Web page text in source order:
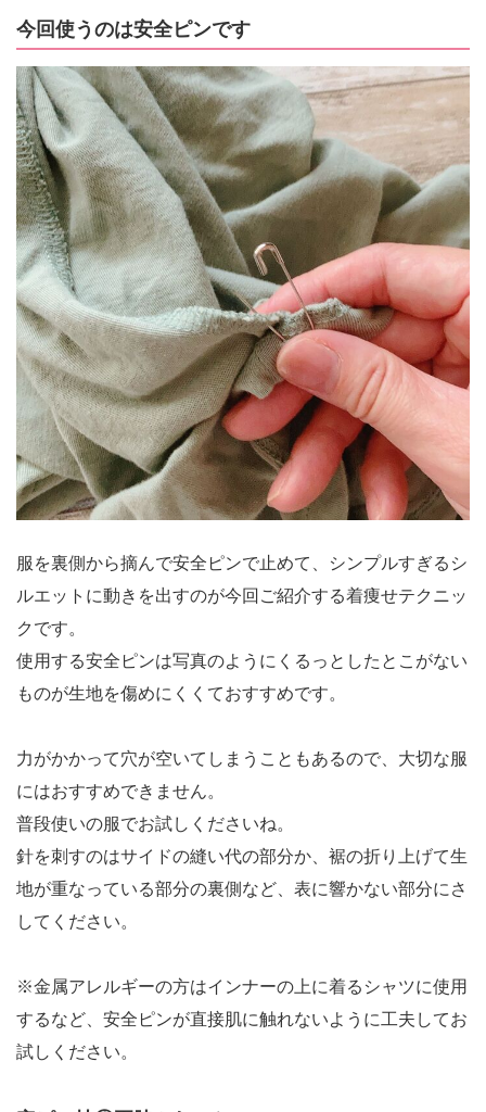
今回使うのは安全ピンです
服を裏側から摘んで安全ピンで止めて、シンプルすぎるシ
ルエットに動きを出すのが今回ご紹介する着痩せテクニッ
クです。
使用する安全ピンは写真のようにくるっとしたとこがない
ものが生地を傷めにくくておすすめです。
力がかかって穴が空いてしまうこともあるので、大切な服
にはおすすめできません。
普段使いの服でお試しくださいね。
針を刺すのはサイドの縫い代の部分か、裾の折り上げて生
地が重なっている部分の裏側など、表に響かない部分にさ
してください。
※金属アレルギーの方はインナーの上に着るシャツに使用
するなど、安全ピンが直接肌に触れないように工夫してお
試しください。